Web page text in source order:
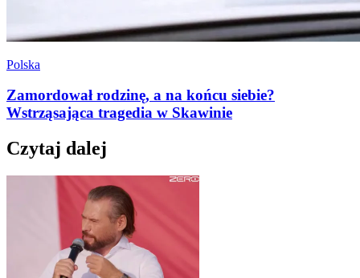
Polska
Zamordował rodzinę, a na końcu siebie?
Wstrząsająca tragedia w Skawinie
Czytaj dalej